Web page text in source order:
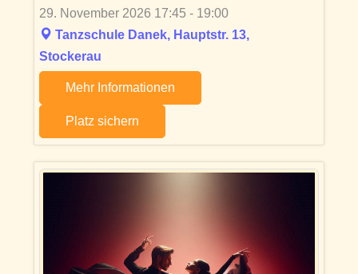
29. November 2026 17:45 - 19:00
Tanzschule Danek, Hauptstr. 13,
Stockerau
Mehr Informationen
Platz sichern